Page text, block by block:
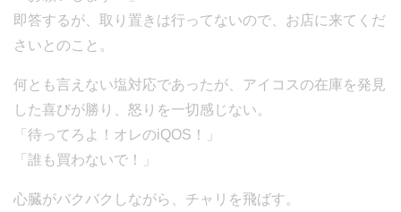
即答するが、取り置きは行ってないので、お店に来てくだ
さいとのこと。
何とも言えない塩対応であったが、アイコスの在庫を発見
した喜びが勝り、怒りを一切感じない。
「待ってろよ！オレのiQOS！」
「誰も買わないで！」
心臓がバクバクしながら、チャリを飛ばす。